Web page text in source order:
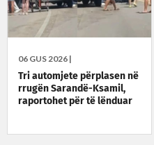
06 GUS 2026 |
Tri automjete përplasen në
rrugën Sarandë-Ksamil,
raportohet për të lënduar